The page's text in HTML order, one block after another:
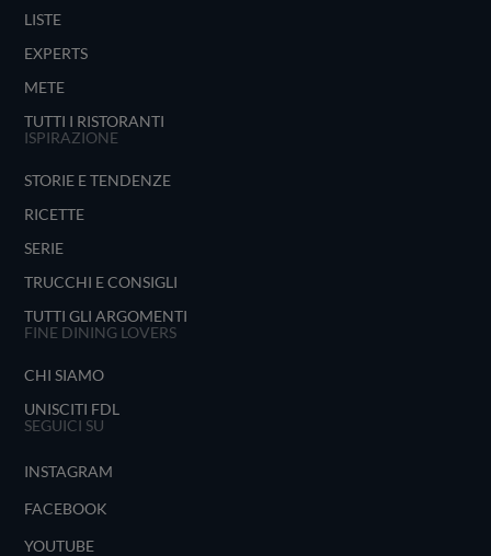
LISTE
EXPERTS
METE
TUTTI I RISTORANTI
ISPIRAZIONE
STORIE E TENDENZE
RICETTE
SERIE
TRUCCHI E CONSIGLI
TUTTI GLI ARGOMENTI
FINE DINING LOVERS
CHI SIAMO
UNISCITI FDL
SEGUICI SU
INSTAGRAM
FACEBOOK
YOUTUBE